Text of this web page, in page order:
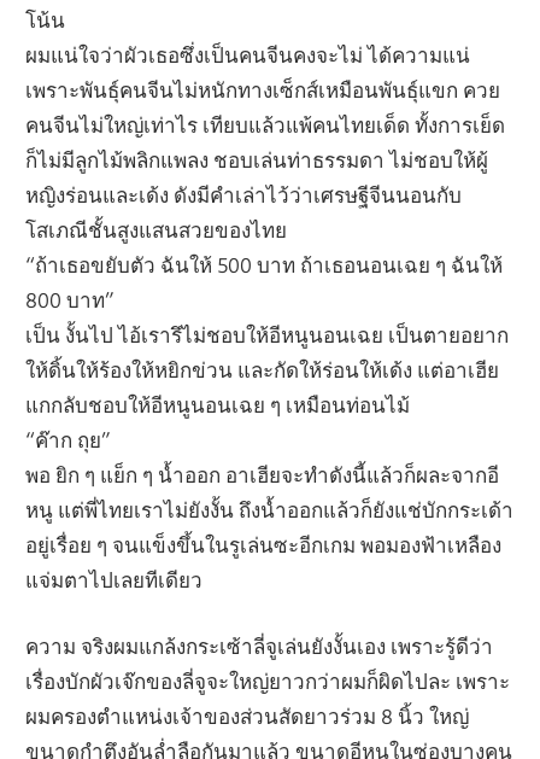
โน้น
ผมแน่ใจว่าผัวเธอซึ่งเป็นคนจีนคงจะไม่ ได้ความแน่
เพราะพันธุ์คนจีนไม่หนักทางเซ็กส์เหมือนพันธุ์แขก ควย
คนจีนไม่ใหญ่เท่าไร เทียบแล้วแพ้คนไทยเด็ด ทั้งการเย็ด
ก็ไม่มีลูกไม้พลิกแพลง ชอบเล่นท่าธรรมดา ไม่ชอบให้ผู้
หญิงร่อนและเด้ง ดังมีคำเล่าไว้ว่าเศรษฐีจีนนอนกับ
โสเภณีชั้นสูงแสนสวยของไทย
“ถ้าเธอขยับตัว ฉันให้ 500 บาท ถ้าเธอนอนเฉย ๆ ฉันให้
800 บาท”
เป็น งั้นไป ไอ้เรารึไม่ชอบให้อีหนูนอนเฉย เป็นตายอยาก
ให้ดิ้นให้ร้องให้หยิกข่วน และกัดให้ร่อนให้เด้ง แต่อาเฮีย
แกกลับชอบให้อีหนูนอนเฉย ๆ เหมือนท่อนไม้
“ค๊าก ถุย”
พอ ยิก ๆ แย็ก ๆ น้ำออก อาเฮียจะทำดังนี้แล้วก็ผละจากอี
หนู แต่พี่ไทยเราไม่ยังงั้น ถึงน้ำออกแล้วก็ยังแช่บักกระเด้า
อยู่เรื่อย ๆ จนแข็งขึ้นในรูเล่นซะอีกเกม พอมองฟ้าเหลือง
แจ่มตาไปเลยทีเดียว
ความ จริงผมแกล้งกระเซ้าลี่จูเล่นยังงั้นเอง เพราะรู้ดีว่า
เรื่องบักผัวเจ๊กของลี่จูจะใหญ่ยาวกว่าผมก็ผิดไปละ เพราะ
ผมครองตำแหน่งเจ้าของส่วนสัดยาวร่วม 8 นิ้ว ใหญ่
ขนาดกำตึงอันล่ำลือกันมาแล้ว ขนาดอีหนูในซ่องบางคน